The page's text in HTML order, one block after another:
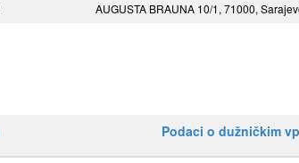
AUGUSTA BRAUNA 10/1, 71000,
Podaci o dužničkim vp